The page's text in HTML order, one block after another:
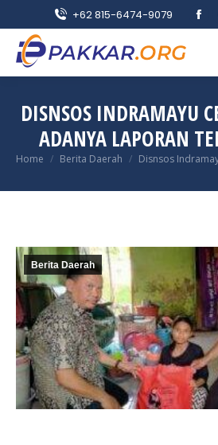
+62 815-6474-9079
in
DISNSOS INDRAMAYU
ADANYA LAPORAN
You are here:
Home Berita Daerah Disnsos
Berita Daerah